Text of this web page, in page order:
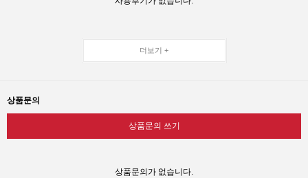
더보기 +
상품문의
상품문의 쓰기
상품문의가 없습니다.